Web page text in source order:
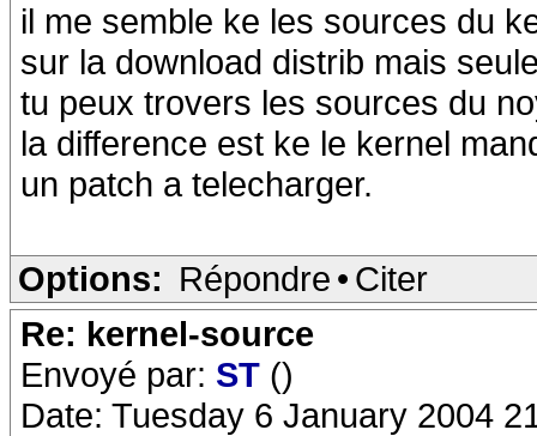
il me semble ke les sources du
sur la download distrib mais
tu peux trovers les sources du
la difference est ke le kernel
un patch a telecharger.
Options: Répondre • Citer
Re: kernel-source
Envoyé par: ST ()
Date: Tuesday 6 January 2004